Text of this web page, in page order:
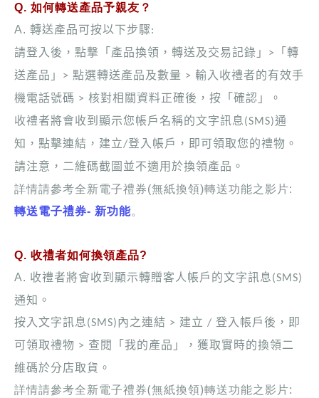
Q. 如何轉送產品予親友？
A. 轉送產品可按以下步驟:
請登入後，點撃「產品換領，轉送及交易記錄」 >
「轉
送產品」 > 點選轉送產品及數量 > 輸入收禮者的有效手
機電話號碼 > 核對相關資料正確後，按「確認」。
收禮者將會收到顯示您帳戶名稱的文字訊息(SMS)通
知，點擊連結， 建立/登入帳戶，即可領取您的禮物。
請注意，二維碼截圖並不適用於換領產品。
詳情請參考全新電子禮券(無紙換領)轉送功能之影片:
轉送電子禮券- 新功能。
Q. 收禮者如何換領產品?
A. 收禮者將會收到顯示轉贈客人帳戶的文字訊息(SMS)
通知。
按入文字訊息(SMS)內之連結 > 建立 / 登入帳戶後，
即
可領取禮物 > 查閱「我的產品」，獲取實時的換領二
維碼於分店取貨。
詳情請參考全新電子禮券(無紙換領)轉送功能之影片: